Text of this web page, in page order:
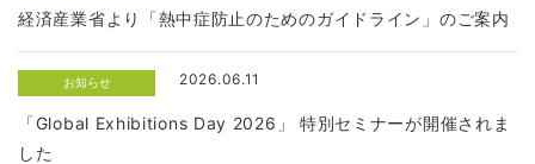
経済産業省より「熱中症防止のためのガイドライン」のご案内
お知らせ 2026.06.11
「Global Exhibitions Day 2026」 特別セミナーが開催されま
した